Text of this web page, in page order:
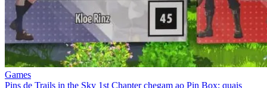
Games
Pins de Trails in the Sky 1st Chapter chegam ao Pin Box: quais